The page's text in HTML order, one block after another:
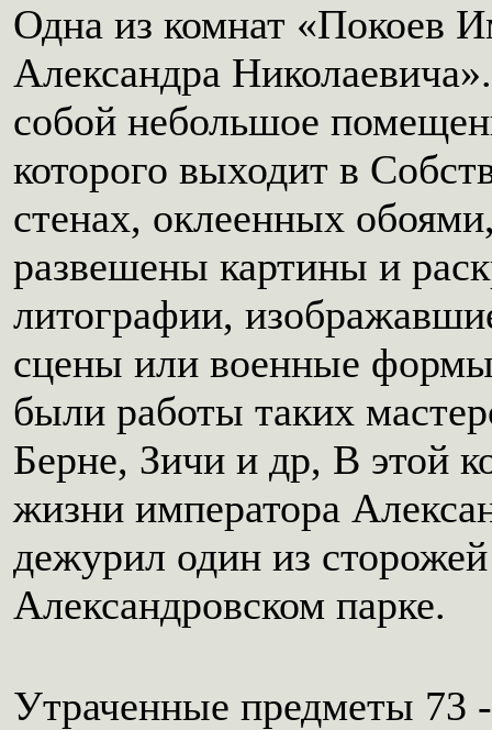
Одна из комнат «Покоев
Александра
собой небольшое
которого выходит в
стенах, оклеенных
развешены картины и
литографии,
сцены или военные
были работы таких
Берне, Зичи и др, В этой
жизни императора
дежурил один из
Александровском парке.
Утраченные предметы 73